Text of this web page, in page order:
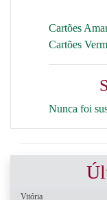
Cartões
Cartões
Nunca foi
Vitória